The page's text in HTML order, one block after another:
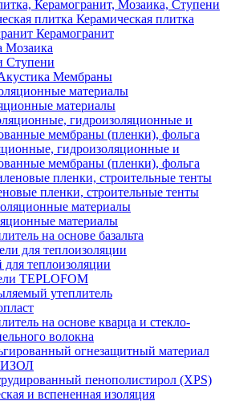
Керамогранит, Мозаика, Ступени
Керамическая плитка
Керамогранит
Мозаика
Ступени
Мембраны
материалы
гидроизоляционные и
мембраны (пленки), фольга
пленки, строительные тенты
материалы
на основе базальта
для теплоизоляции
для теплоизоляции
TEPLOFOM
утеплитель
на основе кварца и стекло-
волокна
огнезащитный материал
пенополистирол (XPS)